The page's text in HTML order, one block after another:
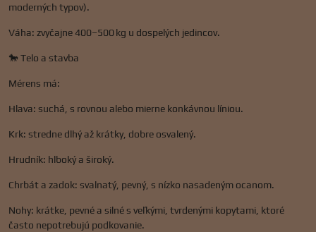
moderných typov).
Váha: zvyčajne 400–500 kg u dospelých jedincov.
🐎 Telo a stavba
Mérens má:
Hlava: suchá, s rovnou alebo mierne konkávnou líniou.
Krk: stredne dlhý až krátky, dobre osvalený.
Hrudník: hlboký a široký.
Chrbát a zadok: svalnatý, pevný, s nízko nasadeným ocanom.
Nohy: krátke, pevné a silné s veľkými, tvrdenými kopytami, ktoré
často nepotrebujú podkovanie.